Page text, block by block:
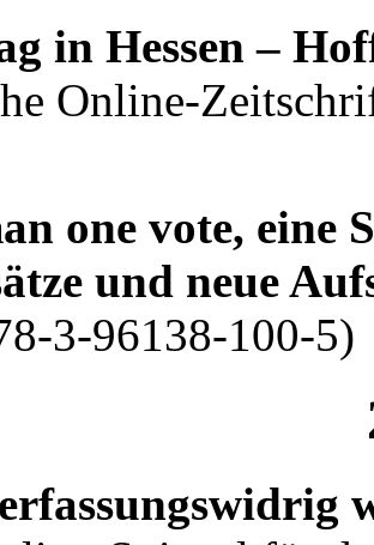
in Hessen –
Online-
one vote, eine
und neue
3-96138-100-5)